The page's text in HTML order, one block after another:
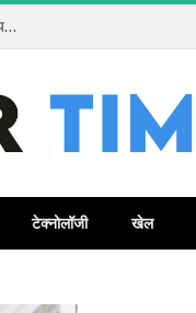
कलियर प्रेस क्लब रजि. में सर्वसम्मति से नई कार्यकारिणी का गठन, जावेद साबरी दोबारा अध्यक्ष और जावेद अंसारी बने महामंत्री
टेक्नोलॉजी खेल